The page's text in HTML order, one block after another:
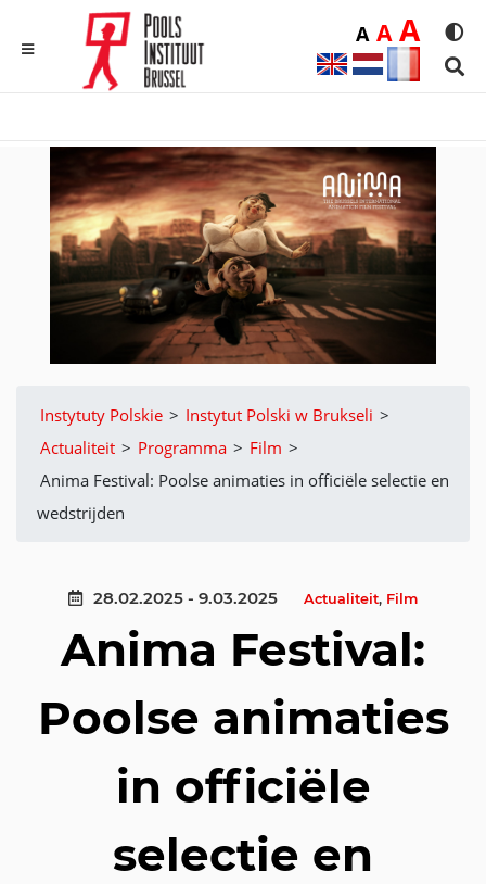
ADomyślna
AŚrednia
A
Instytuty Polskie > Instytut Polski w Brukseli >
Actualiteit > Programma > Film >
Anima Festival: Poolse animaties in officiële selectie en
wedstrijden
28.02.2025 - 9.03.2025 Actualiteit, Film
Anima Festival:
Poolse animaties
in officiële
selectie en